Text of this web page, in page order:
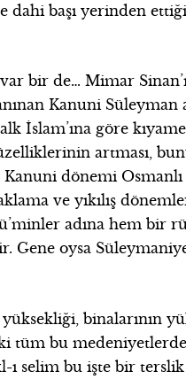
dahi başı yerinden
bir de… Mimar
Kanuni
İslam’ına göre
artması,
dönemi
ve yıkılış
adına hem bir
Gene oysa
binalarının
tüm bu
ı selim bu işte bir